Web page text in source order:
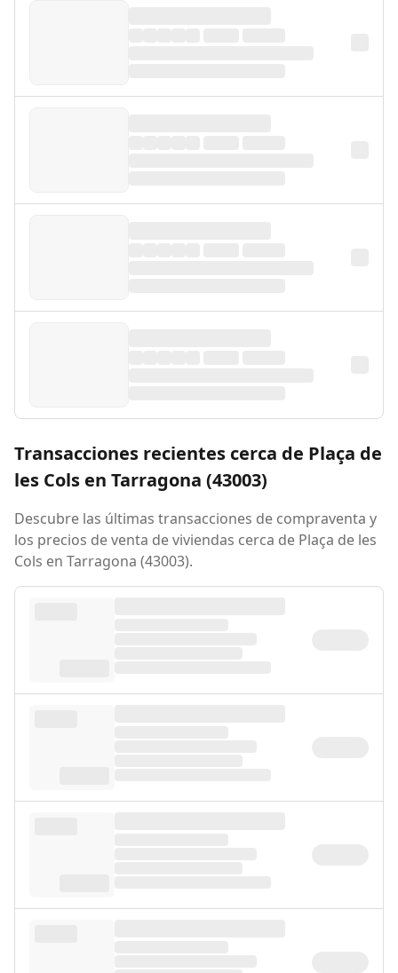
Transacciones recientes cerca de Plaça de
les Cols en Tarragona (43003)
Descubre las últimas transacciones de compraventa y
los precios de venta de viviendas cerca de Plaça de les
Cols en Tarragona (43003).